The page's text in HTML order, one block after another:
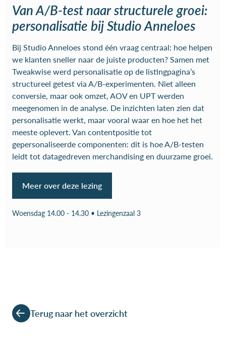
Van A/B-test naar structurele groei:
personalisatie bij Studio Anneloes
Bij Studio Anneloes stond één vraag centraal: hoe helpen
we klanten sneller naar de juiste producten? Samen met
Tweakwise werd personalisatie op de listingpagina’s
structureel getest via A/B-experimenten. Niet alleen
conversie, maar ook omzet, AOV en UPT werden
meegenomen in de analyse. De inzichten laten zien dat
personalisatie werkt, maar vooral waar en hoe het het
meeste oplevert. Van contentpositie tot
gepersonaliseerde componenten: dit is hoe A/B-testen
leidt tot datagedreven merchandising en duurzame groei.
Meer over deze lezing
Woensdag 14.00 - 14.30 • Lezingenzaal 3
Terug naar het overzicht